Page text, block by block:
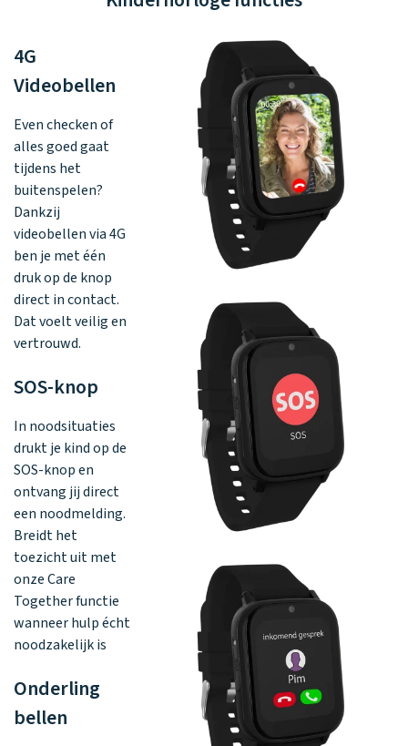
4G
Videobellen
Even checken of
alles goed gaat
tijdens het
buitenspelen?
Dankzij
videobellen via 4G
ben je met één
druk op de knop
direct in contact.
Dat voelt veilig en
vertrouwd.
SOS-knop
In noodsituaties
drukt je kind op de
SOS-knop en
ontvang jij direct
een noodmelding.
Breidt het
toezicht uit met
onze Care
Together functie
wanneer hulp écht
noodzakelijk is
Onderling
bellen